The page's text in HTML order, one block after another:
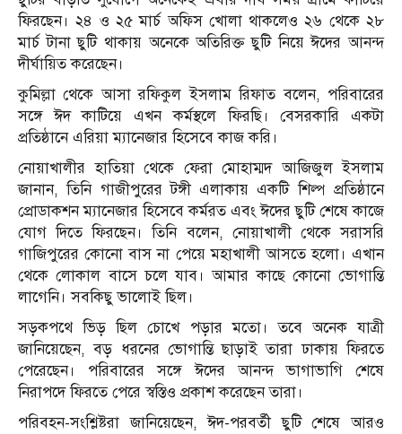
ফিরছেন। ২৪ ও ২৫ মার্চ অফিস খোলা থাকলেও ২৬ থেকে ২৮
মার্চ টানা ছুটি থাকায় অনেকে অতিরিক্ত ছুটি নিয়ে ঈদের আনন্দ
দীর্ঘায়িত করেছেন।
কুমিল্লা থেকে আসা রফিকুল ইসলাম রিফাত বলেন, পরিবারের
সঙ্গে ঈদ কাটিয়ে এখন কর্মস্থলে ফিরছি। বেসরকারি একটা
প্রতিষ্ঠানে এরিয়া ম্যানেজার হিসেবে কাজ করি।
নোয়াখালীর হাতিয়া থেকে ফেরা মোহাম্মদ আজিজুল ইসলাম
জানান, তিনি গাজীপুরের টঙ্গী এলাকায় একটি শিল্প প্রতিষ্ঠানে
প্রোডাকশন ম্যানেজার হিসেবে কর্মরত এবং ঈদের ছুটি শেষে কাজে
যোগ দিতে ফিরছেন। তিনি বলেন, নোয়াখালী থেকে সরাসরি
গাজিপুরের কোনো বাস না পেয়ে মহাখালী আসতে হলো। এখান
থেকে লোকাল বাসে চলে যাব। আমার কাছে কোনো ভোগান্তি
লাগেনি। সবকিছু ভালোই ছিল।
সড়কপথে ভিড় ছিল চোখে পড়ার মতো। তবে অনেক যাত্রী
জানিয়েছেন, বড় ধরনের ভোগান্তি ছাড়াই তারা ঢাকায় ফিরতে
পেরেছেন। পরিবারের সঙ্গে ঈদের আনন্দ ভাগাভাগি শেষে
নিরাপদে ফিরতে পেরে স্বস্তিও প্রকাশ করেছেন তারা।
পরিবহন-সংশ্লিষ্টরা জানিয়েছেন, ঈদ-পরবর্তী ছুটি শেষে আরও